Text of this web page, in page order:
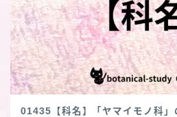
01435【科名】「ヤマイモノ科」